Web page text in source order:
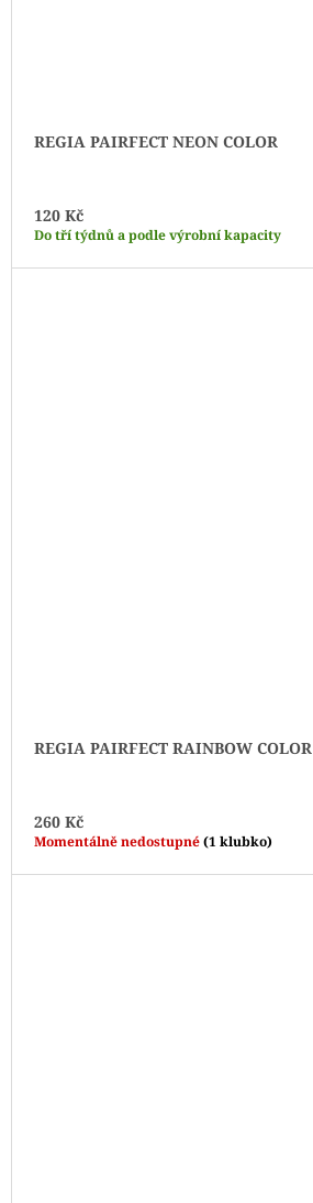
REGIA PAIRFECT NEON COLOR
120 Kč
Do tří týdnů a podle výrobní kapacity
REGIA PAIRFECT RAINBOW COLOR
260 Kč
Momentálně nedostupné(1 klubko)